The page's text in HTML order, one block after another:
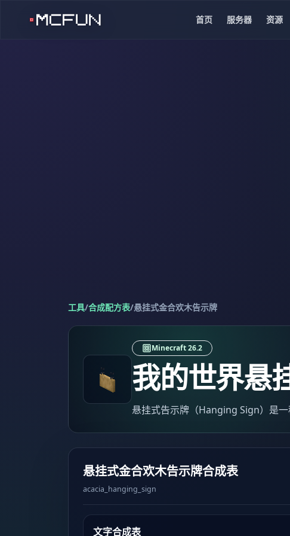
首页 服务器 资源
工具/合成配方表/悬挂式金合欢木告示牌
Minecraft 26.2
我的世界悬
悬挂式告示牌（Hanging Sign）是一
悬挂式金合欢木告示牌合成表
acacia_hanging_sign
文字合成表